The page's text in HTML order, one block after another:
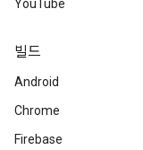
YouTube
빌드
Android
Chrome
Firebase